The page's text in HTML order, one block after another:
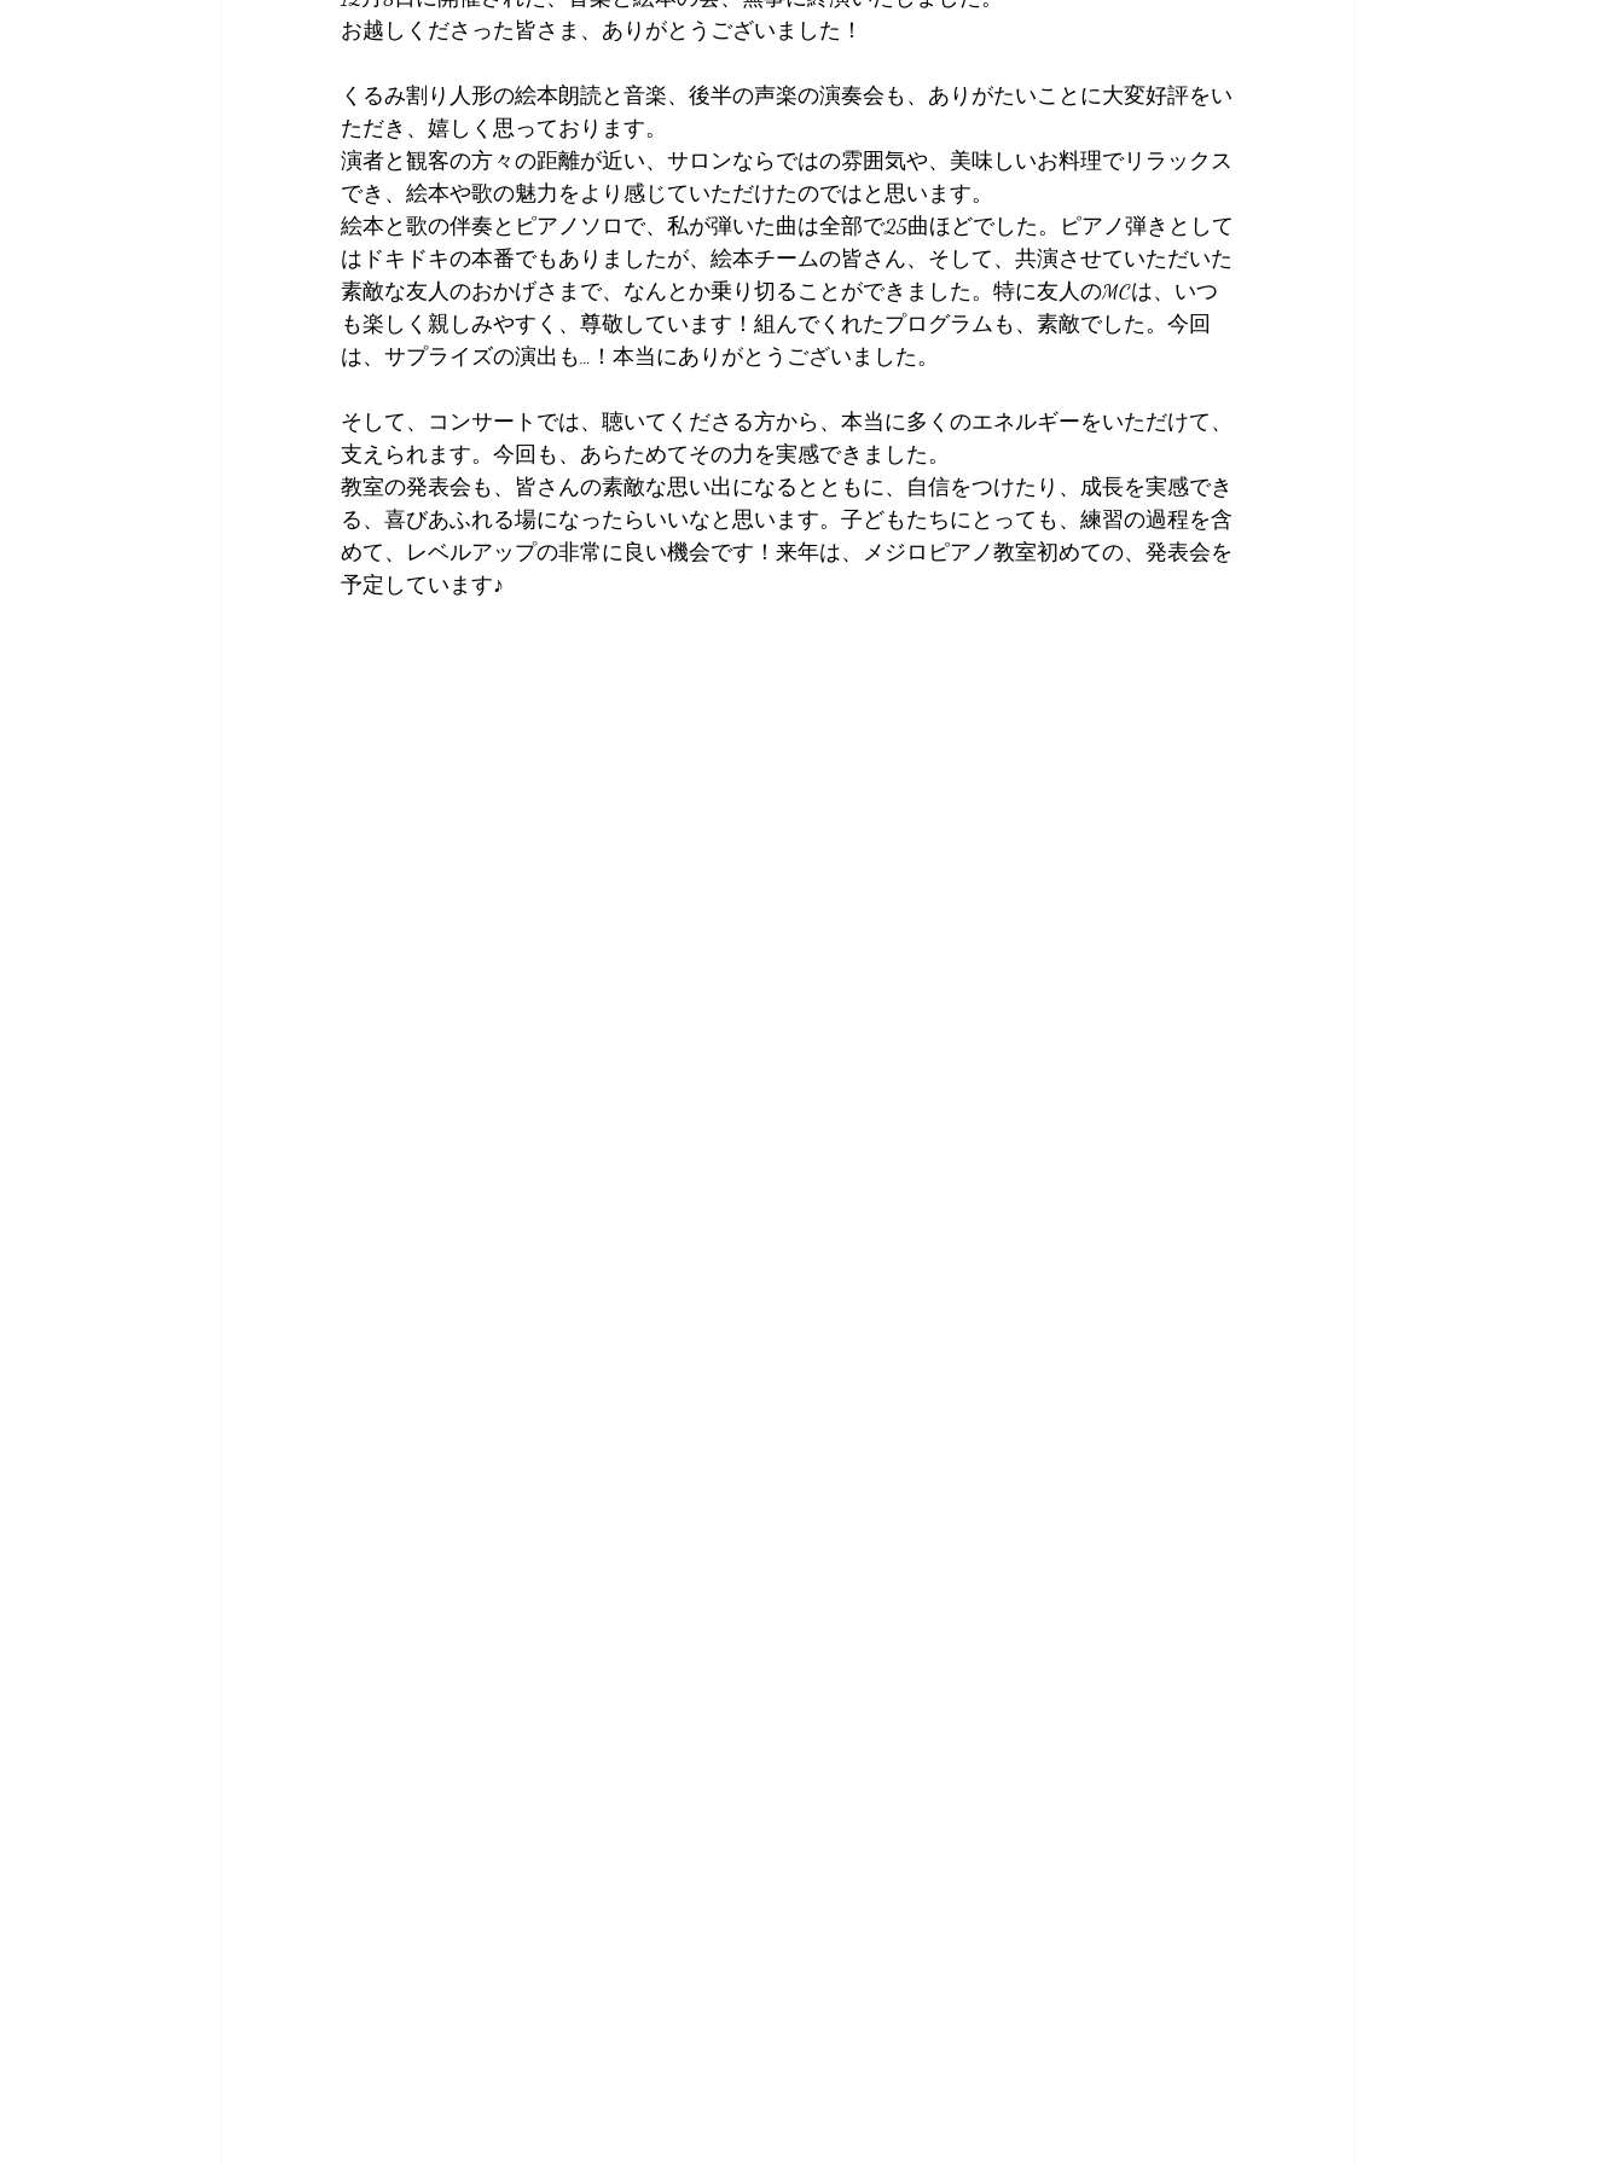
お越しくださった皆さま、ありがとうございました！
くるみ割り人形の絵本朗読と音楽、後半の声楽の演奏会も、ありがたいことに大変好評をい
ただき、嬉しく思っております。
演者と観客の方々の距離が近い、サロンならではの雰囲気や、美味しいお料理でリラックス
でき、絵本や歌の魅力をより感じていただけたのではと思います。
絵本と歌の伴奏とピアノソロで、私が弾いた曲は全部で25曲ほどでした。ピアノ弾きとして
はドキドキの本番でもありましたが、絵本チームの皆さん、そして、共演させていただいた
素敵な友人のおかげさまで、なんとか乗り切ることができました。特に友人のMCは、いつ
も楽しく親しみやすく、尊敬しています！組んでくれたプログラムも、素敵でした。今回
は、サプライズの演出も…！本当にありがとうございました。
そして、コンサートでは、聴いてくださる方から、本当に多くのエネルギーをいただけて、
支えられます。今回も、あらためてその力を実感できました。
教室の発表会も、皆さんの素敵な思い出になるとともに、自信をつけたり、成長を実感でき
る、喜びあふれる場になったらいいなと思います。子どもたちにとっても、練習の過程を含
めて、レベルアップの非常に良い機会です！来年は、メジロピアノ教室初めての、発表会を
予定しています♪